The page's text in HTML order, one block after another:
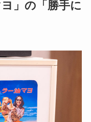
ヨ」の「勝手に